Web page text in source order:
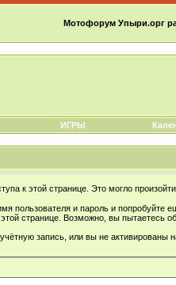
Мотофорум Упыри.орг
ИГРЫ
к этой странице. Это могло
пользователя и пароль и попробуйте
странице. Возможно, вы пытаетесь
запись, или вы не активированы